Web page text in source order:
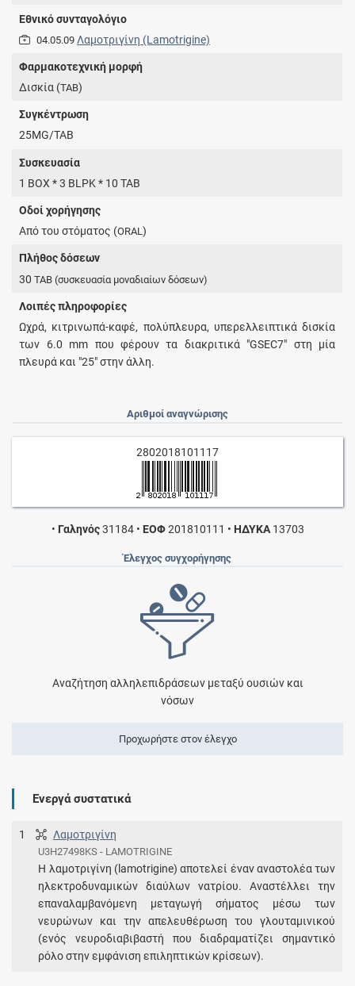
Εθνικό συνταγολόγιο
04.05.09 Λαμοτριγίνη (Lamotrigine)
Φαρμακοτεχνική μορφή
Δισκία (TAB)
Συγκέντρωση
25MG/TAB
Συσκευασία
1 BOX * 3 BLPK * 10 TAB
Οδοί χορήγησης
Από του στόματος (ORAL)
Πλήθος δόσεων
30TAB (συσκευασία μοναδιαίων δόσεων)
Λοιπές πληροφορίες
Ωχρά, κιτρινωπά-καφέ, πολύπλευρα, υπερελλειπτικά δισκία
των 6.0 mm που φέρουν τα διακριτικά "GSEC7" στη μία
πλευρά και "25" στην άλλη.
Αριθμοί αναγνώρισης
2802018101117
• Γαληνός31184 • ΕΟΦ201810111 • ΗΔΥΚΑ13703
Έλεγχος συγχορήγησης
Αναζήτηση αλληλεπιδράσεων μεταξύ ουσιών και
νόσων
Προχωρήστε στον έλεγχο
Ενεργά συστατικά
1 Λαμοτριγίνη
U3H27498KS - LAMOTRIGINE
Η λαμοτριγίνη (lamotrigine) αποτελεί έναν αναστολέα των
ηλεκτροδυναμικών διαύλων νατρίου. Αναστέλλει την
επαναλαμβανόμενη μεταγωγή σήματος μέσω των
νευρώνων και την απελευθέρωση του γλουταμινικού
(ενός νευροδιαβιβαστή που διαδραματίζει σημαντικό
ρόλο στην εμφάνιση επιληπτικών κρίσεων).